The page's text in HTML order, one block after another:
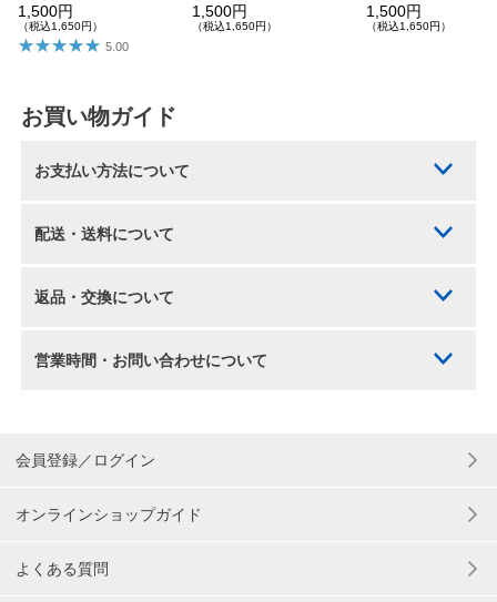
1,500円
（税込1,650円）
5.00
1,500円
（税込1,650円）
1,500円
（税込1,650円）
お買い物ガイド
お支払い方法について
配送・送料について
返品・交換について
営業時間・お問い合わせについて
会員登録／ログイン
オンラインショップガイド
よくある質問